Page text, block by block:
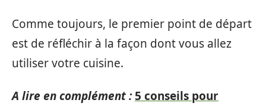
Comme toujours, le premier point de départ
est de réfléchir à la façon dont vous allez
utiliser votre cuisine.
A lire en complément : 5 conseils pour